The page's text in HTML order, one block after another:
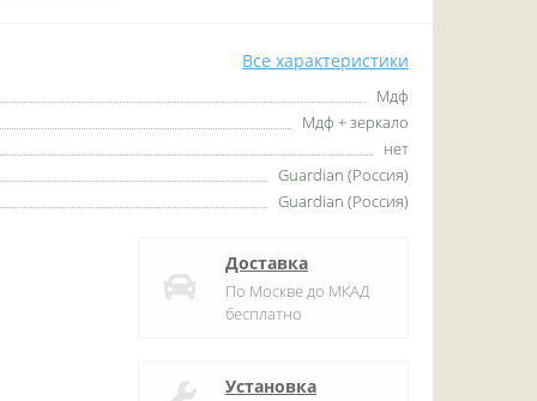
Все характеристики
Мдф
Мдф + зеркало
нет
Guardian (Россия)
Guardian (Россия)
Доставка
По Москве до МКАД
бесплатно
Установка